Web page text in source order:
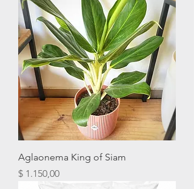
Aglaonema King of Siam
Precio
$ 1.150,00